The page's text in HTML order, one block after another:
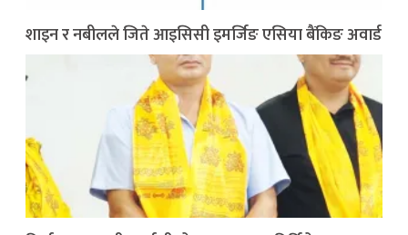
शाइन र नबीलले जिते आइसिसी इमर्जिङ एसिया बैंकिङ अवार्ड